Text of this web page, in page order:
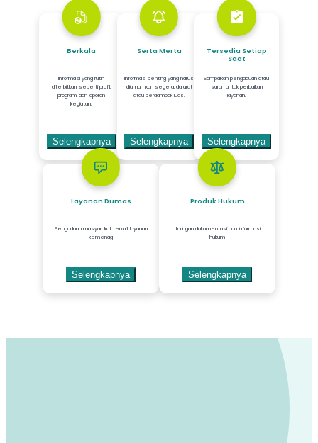
Berkala
Informasi yang rutin
diterbitkan, seperti profil,
program, dan laporan
kegiatan.
Selengkapnya
Serta Merta
Informasi penting yang harus
diumumkan segera, darurat
atau berdampak luas.
Selengkapnya
Tersedia Setiap
Saat
Sampaikan pengaduan atau
saran untuk perbaikan
layanan.
Selengkapnya
Layanan Dumas
Pengaduan masyarakat terkait layanan
kemenag
Selengkapnya
Produk Hukum
Jaringan dokumentasi dan informasi
hukum
Selengkapnya